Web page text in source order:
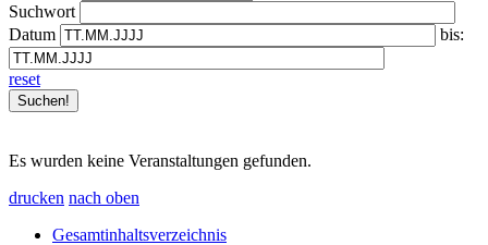
Suchwort
Datum
bis:
reset
Es wurden keine Veranstaltungen gefunden.
drucken nach oben
Gesamtinhaltsverzeichnis